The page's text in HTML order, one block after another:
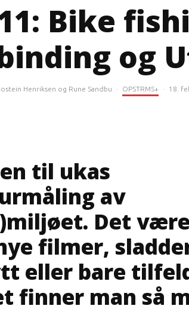
Bike
og
Henriksen og Rune Sandbu · OPSTRMS+ · 18.
til ukas
av
Det
filmer,
eller bare
finner man så